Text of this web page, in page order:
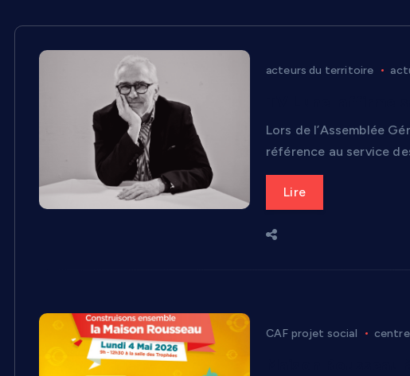
acteurs du territoire
Lors de l’Assemblée
référence au service
Lire
CAF projet social